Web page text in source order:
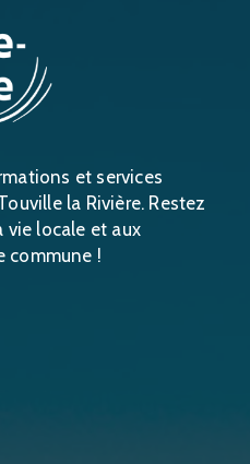
et services
la Rivière. Restez
locale et aux
commune !